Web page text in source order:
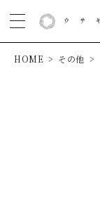
HOME その他